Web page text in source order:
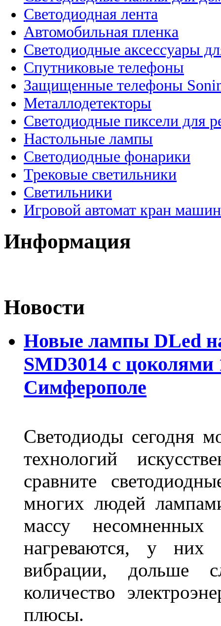
Светодиодная лента
Автомобильная пленка
Светодиодные аксессуары
Спутниковые телефоны
Защищенные телефоны
Металлодетекторы
Светодиодные пиксели для
Настольные лампы
Светодиодные фонарики
Трековые светильники
Светильники
Игровой автомат кран
Информация
Новости
Новые лампы DLed
SMD3014 с цоколями
Симферополе
Светодиоды сегодня
технологий
сравните
многих людей
массу
нагреваются, у них
вибрации, дольше
количество
плюсы.